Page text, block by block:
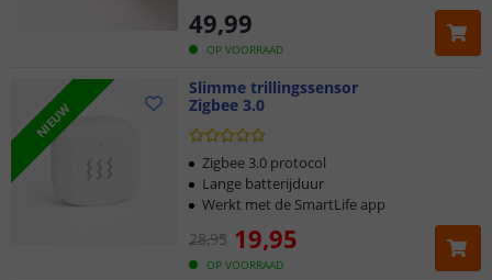
OP VOORRAAD
49,99
NIEUW
Slimme trillingssensor
Zigbee 3.0
OP VOORRAAD
28,95 19,95
Zigbee 3.0 protocol
Lange batterijduur
Werkt met de SmartLife app